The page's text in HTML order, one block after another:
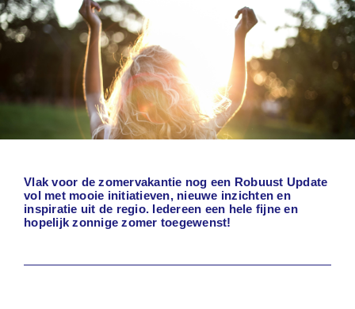
Vlak voor de zomervakantie nog een Robuust Update
vol met mooie initiatieven, nieuwe inzichten en
inspiratie uit de regio. Iedereen een hele fijne en
hopelijk zonnige zomer toegewenst!